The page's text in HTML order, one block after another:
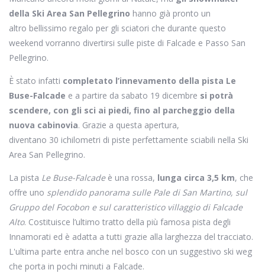
della Ski Area San Pellegrino hanno già pronto un
altro bellissimo regalo per gli sciatori che durante questo
weekend vorranno divertirsi sulle piste di Falcade e Passo San
Pellegrino.
È stato infatti completato l’innevamento della pista Le
Buse-Falcade e a partire da sabato 19 dicembre si potrà
scendere, con gli sci ai piedi, fino al parcheggio della
nuova cabinovia. Grazie a questa apertura,
diventano 30 ichilometri di piste perfettamente sciabili nella Ski
Area San Pellegrino.
La pista Le Buse-Falcadeè una rossa, lunga circa 3,5 km, che
offre uno splendido panorama sulle Pale di San Martino, sul
Gruppo del Focobon e sul caratteristico villaggio di Falcade
Alto. Costituisce l’ultimo tratto della più famosa pista degli
Innamorati ed è adatta a tutti grazie alla larghezza del tracciato.
L'ultima parte entra anche nel bosco con un suggestivo ski weg
che porta in pochi minuti a Falcade.